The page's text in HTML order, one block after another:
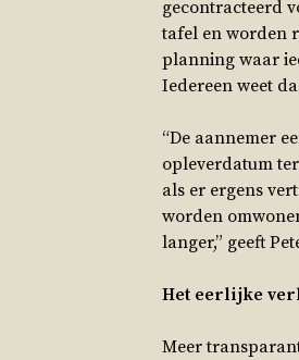
gecontracteerd
tafel en worden
planning waar
Iedereen weet
“De aannemer
opleverdatum
als er ergens
worden
langer,” geeft
Het eerlijke
Meer